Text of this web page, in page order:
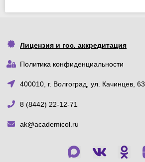
Лицензия и гос. аккредитация
Политика конфиденциальности
400010, г. Волгоград, ул. Качинцев, 63
8 (8442) 22-12-71
ak@academicol.ru